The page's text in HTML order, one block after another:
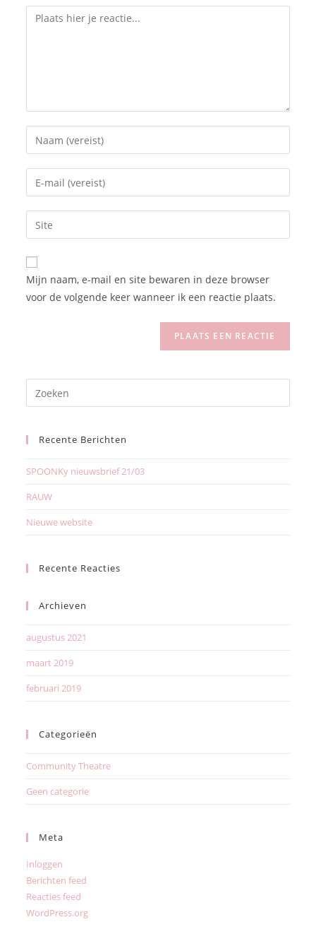
Mijn naam, e-mail en site bewaren in deze browser
voor de volgende keer wanneer ik een reactie plaats.
Recente Berichten
SPOONKy nieuwsbrief 21/03
RAUW
Nieuwe website
Recente Reacties
Archieven
augustus 2021
maart 2019
februari 2019
Categorieën
Community Theatre
Geen categorie
Meta
Inloggen
Berichten feed
Reacties feed
WordPress.org